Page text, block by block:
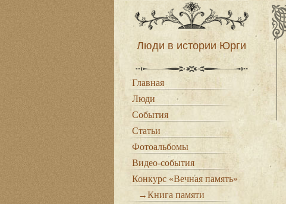
Люди в истории Юрги
Главная
Люди
События
Статьи
Фотоальбомы
Видео-события
Конкурс «Вечная память»
→Книга памяти